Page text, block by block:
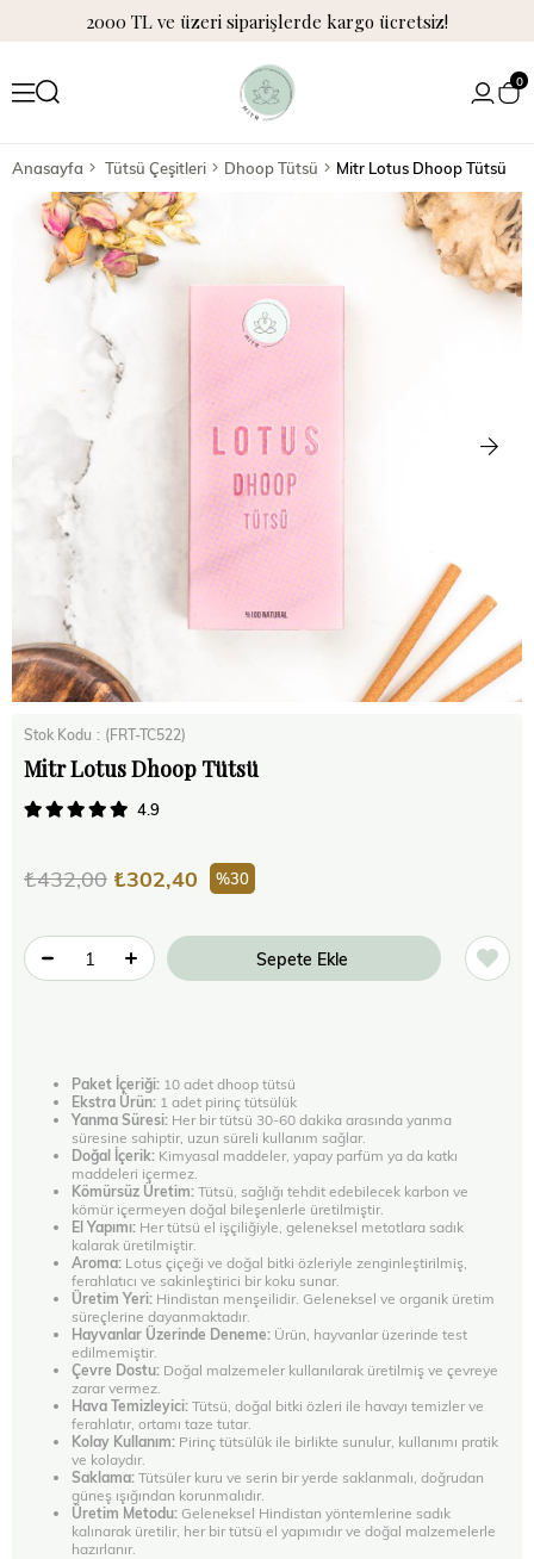
2000 TL ve üzeri siparişlerde kargo ücretsiz!
0
Anasayfa Tütsü Çeşitleri Dhoop Tütsü Mitr Lotus Dhoop Tütsü
Stok Kodu (FRT-TC522)
Mitr Lotus Dhoop Tütsü
4.9
₺432,00 ₺302,40 30
Paket İçeriği: 10 adet dhoop tütsü
Ekstra Ürün: 1 adet pirinç tütsülük
Yanma Süresi: Her bir tütsü 30-60 dakika arasında yanma
süresine sahiptir, uzun süreli kullanım sağlar.
Doğal İçerik: Kimyasal maddeler, yapay parfüm ya da katkı
maddeleri içermez.
Kömürsüz Üretim:Tütsü, sağlığı tehdit edebilecek karbon ve
kömür içermeyen doğal bileşenlerle üretilmiştir.
El Yapımı: Her tütsü el işçiliğiyle, geleneksel metotlara sadık
kalarak üretilmiştir.
Aroma: Lotus çiçeği ve doğal bitki özleriyle zenginleştirilmiş,
ferahlatıcı ve sakinleştirici bir koku sunar.
Üretim Yeri: Hindistan menşeilidir. Geleneksel ve organik üretim
süreçlerine dayanmaktadır.
Hayvanlar Üzerinde Deneme: Ürün, hayvanlar üzerinde test
edilmemiştir.
Çevre Dostu: Doğal malzemeler kullanılarak üretilmiş ve çevreye
zarar vermez.
Hava Temizleyici:Tütsü, doğal bitki özleri ile havayı temizler ve
ferahlatır, ortamı taze tutar.
Kolay Kullanım: Pirinç tütsülük ile birlikte sunulur, kullanımı pratik
ve kolaydır.
Saklama:Tütsüler kuru ve serin bir yerde saklanmalı, doğrudan
güneş ışığından korunmalıdır.
Üretim Metodu: Geleneksel Hindistan yöntemlerine sadık
kalınarak üretilir, her bir tütsü el yapımıdır ve doğal malzemelerle
hazırlanır.